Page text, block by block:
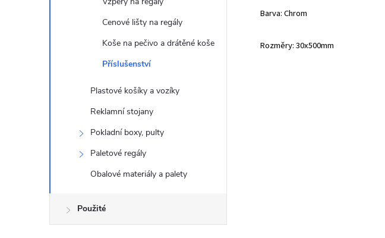
Cenové lišty na regály
Koše na pečivo a drátěné koše
Příslušenství
Plastové košíky a vozíky
Reklamní stojany
Pokladní boxy, pulty
Paletové regály
Obalové materiály a palety
Použité
Barva: Chrom
Rozměry: 30x500mm